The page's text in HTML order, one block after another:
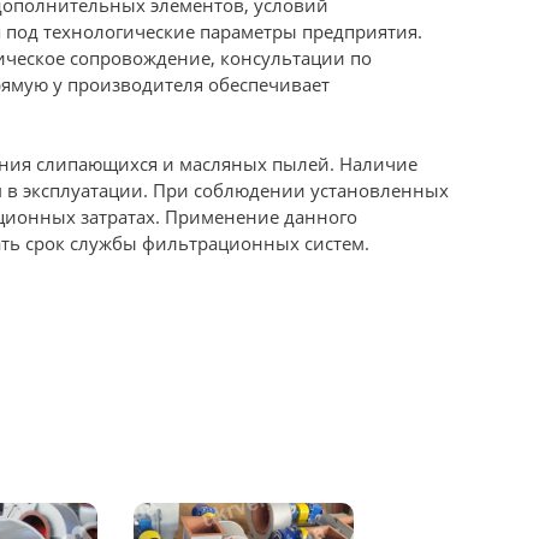
технологические параметры предприятия.
сопровождение, консультации по
у производителя обеспечивает
слипающихся и масляных пылей. Наличие
эксплуатации. При соблюдении установленных
затратах. Применение данного
срок службы фильтрационных систем.